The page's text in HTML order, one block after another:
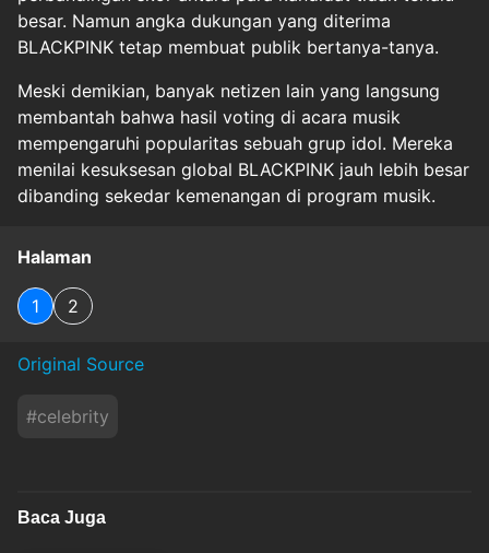
besar. Namun angka dukungan yang diterima
BLACKPINK tetap membuat publik bertanya-tanya.
Meski demikian, banyak netizen lain yang langsung
membantah bahwa hasil voting di acara musik
mempengaruhi popularitas sebuah grup idol. Mereka
menilai kesuksesan global BLACKPINK jauh lebih besar
dibanding sekedar kemenangan di program musik.
Halaman
1 2
Original Source
#celebrity
Baca Juga